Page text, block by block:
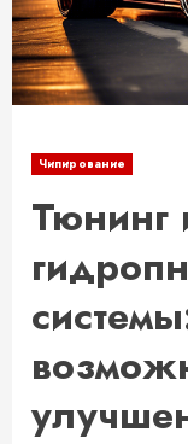
Чипирование
Тюнинг